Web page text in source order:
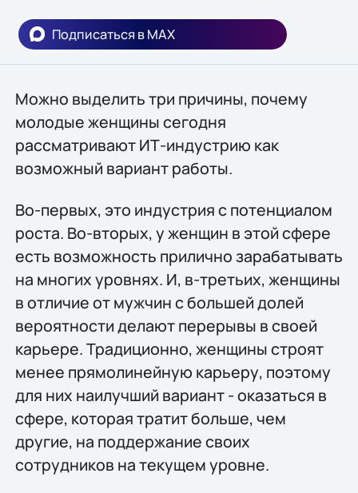
Подписаться в MAX
Можно выделить три причины, почему
молодые женщины сегодня
рассматривают ИТ-индустрию как
возможный вариант работы.
Во-первых, это индустрия с потенциалом
роста. Во-вторых, у женщин в этой сфере
есть возможность прилично зарабатывать
на многих уровнях. И, в-третьих, женщины
в отличие от мужчин с большей долей
вероятности делают перерывы в своей
карьере. Традиционно, женщины строят
менее прямолинейную карьеру, поэтому
для них наилучший вариант - оказаться в
сфере, которая тратит больше, чем
другие, на поддержание своих
сотрудников на текущем уровне.